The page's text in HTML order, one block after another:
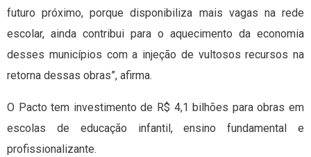
futuro próximo, porque disponibiliza mais vagas na rede
escolar, ainda contribui para o aquecimento da economia
desses municípios com a injeção de vultosos recursos na
retorna dessas obras”, afirma.
O Pacto tem investimento de R$ 4,1 bilhões para obras em
escolas de educação infantil, ensino fundamental e
profissionalizante.